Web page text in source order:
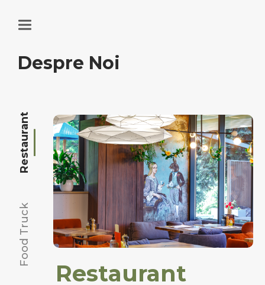
Despre Noi
Restaurant
Food Truck
Restaurant